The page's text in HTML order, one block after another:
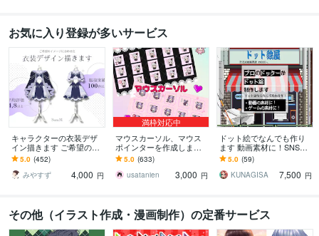
お気に入り登録が多いサービス
キャラクターの衣装デザ
イン描きます ご希望のイ
メージに合わせた衣装デ
ザインを提案します！
5.0 (452)
みやすず
4,000 円
満枠対応中
マウスカーソル、マウス
ポインターを作成します
Vtuber様のマウスポイン
ター、マウスカーソル作
成
5.0 (633)
usatanien
3,000 円
ドット絵でなんでも作り
ます 動画素材に！SNS
に！ゲームに！ドット絵
はいかがですか？
5.0 (59)
KUNAGISA
7,500 円
その他（イラスト作成・漫画制作）の定番サービス